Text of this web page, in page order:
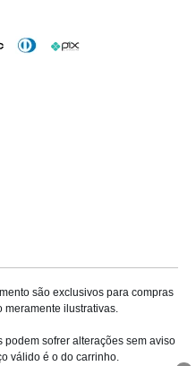
são exclusivos para compras
meramente ilustrativas.
sofrer alterações sem aviso
válido é o do carrinho.